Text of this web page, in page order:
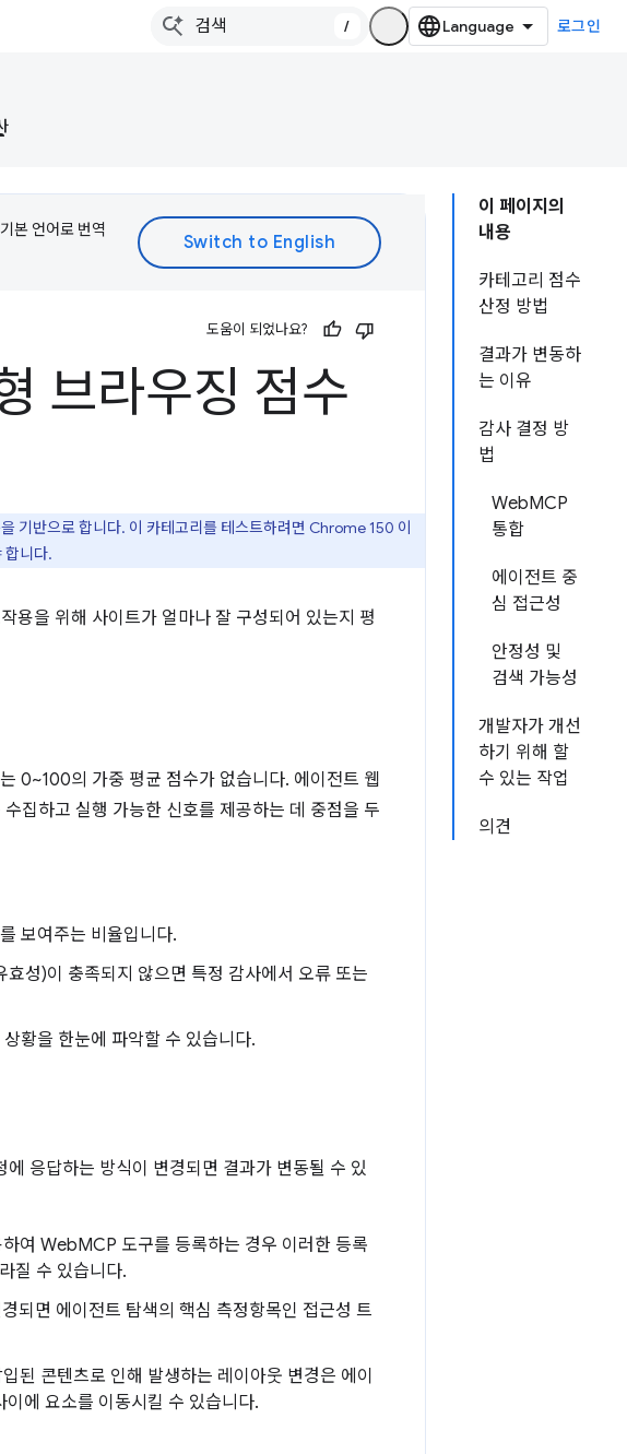
/ 로그인
이 페이지의
내용
카테고리 점수
산정 방법
결과가 변동하
는 이유
감사 결정 방
법
WebMCP
통합
에이전트 중
심 접근성
안정성 및
검색 가능성
개발자가 개선
하기 위해 할
수 있는 작업
의견
본 언어로 번역
도움이 되었나요?
브라우징 점수
기반으로 합니다. 이 카테고리를 테스트하려면 Chrome 150 이
합니다.
용을 위해 사이트가 얼마나 잘 구성되어 있는지 평
0~100의 가중 평균 점수가 없습니다. 에이전트 웹
집하고 실행 가능한 신호를 제공하는 데 중점을 두
보여주는 비율입니다.
성)이 충족되지 않으면 특정 감사에서 오류 또는
황을 한눈에 파악할 수 있습니다.
응답하는 방식이 변경되면 결과가 변동될 수 있
하여 WebMCP 도구를 등록하는 경우 이러한 등록
질 수 있습니다.
되면 에이전트 탐색의 핵심 측정항목인 접근성 트
된 콘텐츠로 인해 발생하는 레이아웃 변경은 에이
에 요소를 이동시킬 수 있습니다.